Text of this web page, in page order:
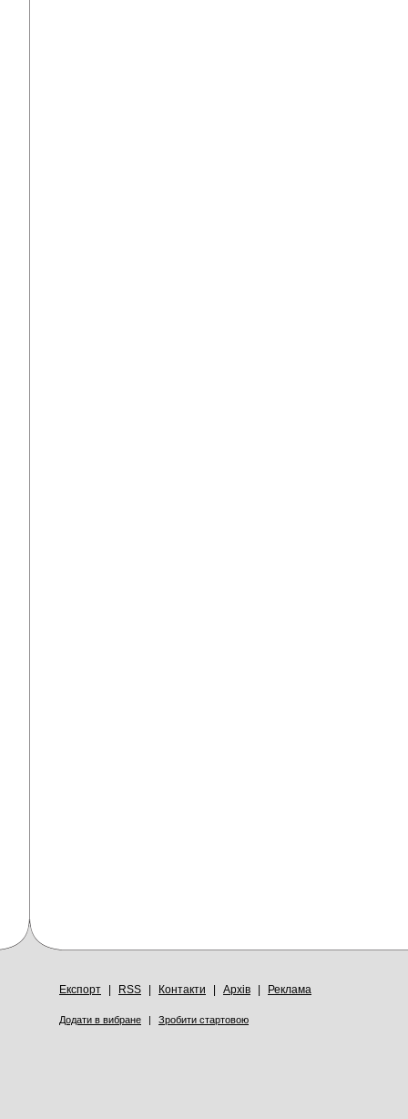
Експорт RSS Контакти Архів Реклама
Додати в вибране | Зробити стартовою